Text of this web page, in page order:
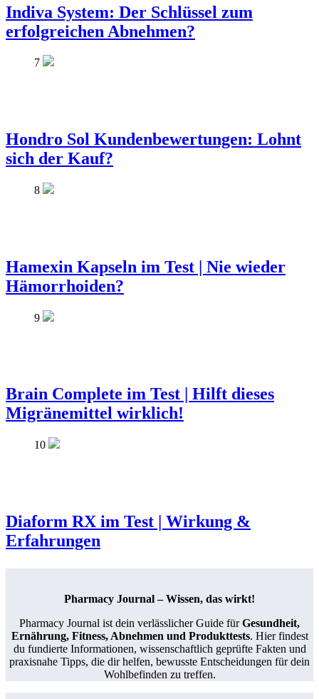
Indiva System: Der Schlüssel zum
erfolgreichen Abnehmen?
7
Hondro Sol Kundenbewertungen: Lohnt
sich der Kauf?
8
Hamexin Kapseln im Test | Nie wieder
Hämorrhoiden?
9
Brain Complete im Test | Hilft dieses
Migränemittel wirklich!
10
Diaform RX im Test | Wirkung &
Erfahrungen
Pharmacy Journal – Wissen, das wirkt!
Pharmacy Journal ist dein verlässlicher Guide fürGesundheit,
Ernährung, Fitness, Abnehmen und Produkttests. Hier findest
du fundierte Informationen, wissenschaftlich geprüfte Fakten und
praxisnahe Tipps, die dir helfen, bewusste Entscheidungen für dein
Wohlbefinden zu treffen.